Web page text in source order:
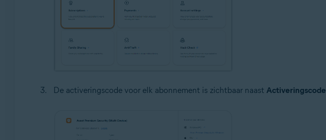
De activeringscode voor elk abonnement is zichtbaar naast Activeringscode